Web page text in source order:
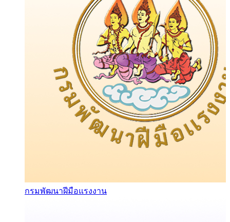
กรมพัฒนาฝีมือแรงงาน